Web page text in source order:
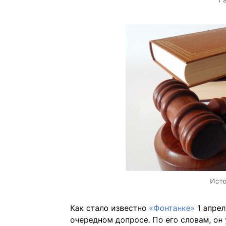
Как стало известно «Фонтанке» 1
очередном допросе. По его словам,